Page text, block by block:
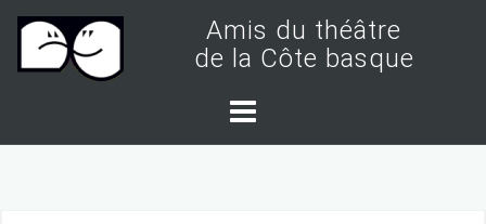
t
Amis du théâtre
de la Côte basque